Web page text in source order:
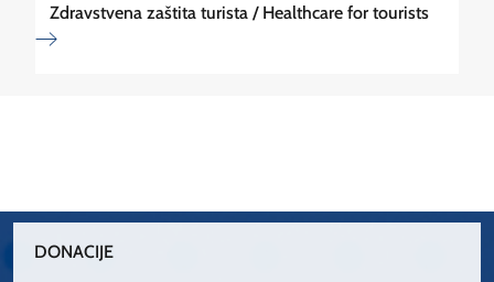
Zdravstvena zaštita turista / Healthcare for tourists
DONACIJE